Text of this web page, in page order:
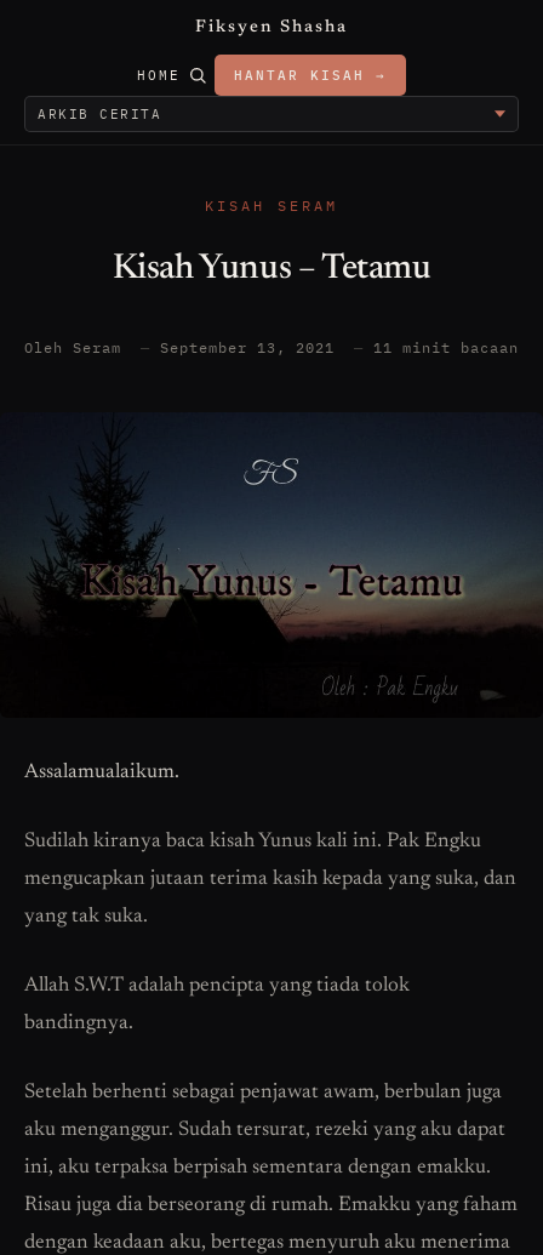
Fiksyen Shasha
HOME HANTAR KISAH →
KISAH SERAM
Kisah Yunus – Tetamu
Oleh Seram — September 13, 2021 — 11 minit bacaan
Assalamualaikum.
Sudilah kiranya baca kisah Yunus kali ini. Pak Engku
mengucapkan jutaan terima kasih kepada yang suka, dan
yang tak suka.
Allah S.W.T adalah pencipta yang tiada tolok
bandingnya.
Setelah berhenti sebagai penjawat awam, berbulan juga
aku menganggur. Sudah tersurat, rezeki yang aku dapat
ini, aku terpaksa berpisah sementara dengan emakku.
Risau juga dia berseorang di rumah. Emakku yang faham
dengan keadaan aku, bertegas menyuruh aku menerima